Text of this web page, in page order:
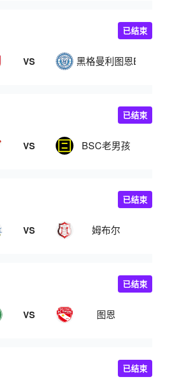
VS 黑格曼利图恩B队
已结束
VS BSC老男孩
已结束
VS 姆布尔
已结束
VS 图恩
已结束
已结束